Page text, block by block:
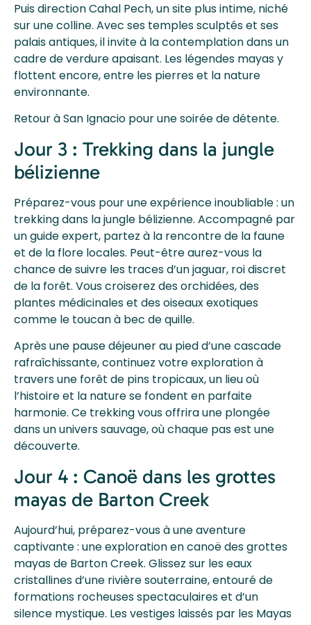
Puis direction Cahal Pech, un site plus intime, niché
sur une colline. Avec ses temples sculptés et ses
palais antiques, il invite à la contemplation dans un
cadre de verdure apaisant. Les légendes mayas y
flottent encore, entre les pierres et la nature
environnante.
Retour à San Ignacio pour une soirée de détente.
Jour 3 : Trekking dans la jungle
bélizienne
Préparez-vous pour une expérience inoubliable : un
trekking dans la jungle bélizienne. Accompagné par
un guide expert, partez à la rencontre de la faune
et de la flore locales. Peut-être aurez-vous la
chance de suivre les traces d’un jaguar, roi discret
de la forêt. Vous croiserez des orchidées, des
plantes médicinales et des oiseaux exotiques
comme le toucan à bec de quille.
Après une pause déjeuner au pied d’une cascade
rafraîchissante, continuez votre exploration à
travers une forêt de pins tropicaux, un lieu où
l’histoire et la nature se fondent en parfaite
harmonie. Ce trekking vous offrira une plongée
dans un univers sauvage, où chaque pas est une
découverte.
Jour 4 : Canoë dans les grottes
mayas de Barton Creek
Aujourd’hui, préparez-vous à une aventure
captivante : une exploration en canoë des grottes
mayas de Barton Creek. Glissez sur les eaux
cristallines d’une rivière souterraine, entouré de
formations rocheuses spectaculaires et d’un
silence mystique. Les vestiges laissés par les Mayas